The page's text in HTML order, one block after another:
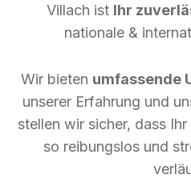
Villach ist Ihr
nationale &
Wir bieten umfassende
unserer Erfahrung und
stellen wir sicher, dass
so reibungslos und